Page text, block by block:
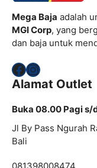
Mega Baja adalah
MGI Corp, yang
dan baja untuk
Facebook
Instagram
Alamat Outlet
Buka 08.00 Pagi s/
Jl By Pass Ngurah
Bali